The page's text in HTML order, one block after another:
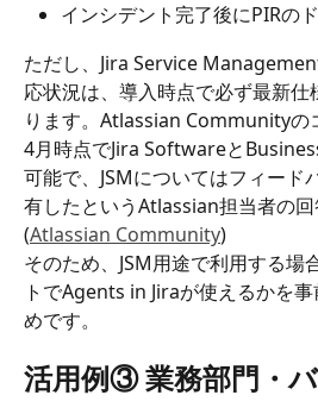
インシデント完了後にPIRの
ただし、Jira Service
応状況は、導入時点で必ず最新
ります。Atlassian Communityの
4月時点でJira Softwareと
可能で、JSMについてはフィード
有したというAtlassian担当者の回
(Atlassian Community)
そのため、JSM用途で利用する場
トでAgents in Jiraが使えるかを
めです。
活用例③ 業務部門・